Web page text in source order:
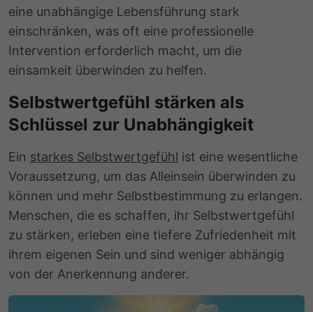
eine unabhängige Lebensführung stark
einschränken, was oft eine professionelle
Intervention erforderlich macht, um die
einsamkeit überwinden zu helfen.
Selbstwertgefühl stärken als
Schlüssel zur Unabhängigkeit
Ein starkes Selbstwertgefühl ist eine wesentliche
Voraussetzung, um das Alleinsein überwinden zu
können und mehr Selbstbestimmung zu erlangen.
Menschen, die es schaffen, ihr Selbstwertgefühl
zu stärken, erleben eine tiefere Zufriedenheit mit
ihrem eigenen Sein und sind weniger abhängig
von der Anerkennung anderer.